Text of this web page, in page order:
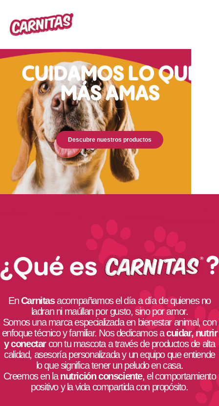
CUIDAMOS LO QUE
MÁS AMAS
Descubre nuestros productos
EnCarnitasacompañamos el día a día de quienes no
ladran ni maúllan por gusto, sino por amor.
Somos una marca especializada en bienestar animal, con
enfoque técnico y familiar. Nos dedicamos acuidar, nutrir
y conectarcon tu mascota a través de productos de alta
calidad, asesoría personalizada y un equipo que entiende
lo que significa tener un peludo en casa.
Creemos en lanutrición consciente, el comportamiento
positivo y la vida compartida con propósito.